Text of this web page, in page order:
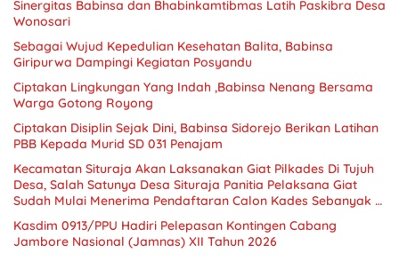
Sinergitas Babinsa dan Bhabinkamtibmas Latih Paskibra Desa
Wonosari
Sebagai Wujud Kepedulian Kesehatan Balita, Babinsa
Giripurwa Dampingi Kegiatan Posyandu
Ciptakan Lingkungan Yang Indah ,Babinsa Nenang Bersama
Warga Gotong Royong
Ciptakan Disiplin Sejak Dini, Babinsa Sidorejo Berikan Latihan
PBB Kepada Murid SD 031 Penajam
Kecamatan Situraja Akan Laksanakan Giat Pilkades Di Tujuh
Desa, Salah Satunya Desa Situraja Panitia Pelaksana Giat
Sudah Mulai Menerima Pendaftaran Calon Kades Sebanyak 4
Calon Kades Situraja Siap Tarung
Kasdim 0913/PPU Hadiri Pelepasan Kontingen Cabang
Jambore Nasional (Jamnas) XII Tahun 2026